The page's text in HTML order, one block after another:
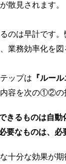
散見されます。
のは早計です
業務効率化を図
ップは 『ルー
容を次の①②の
きるものは自動
なものは、
十分な効果が期